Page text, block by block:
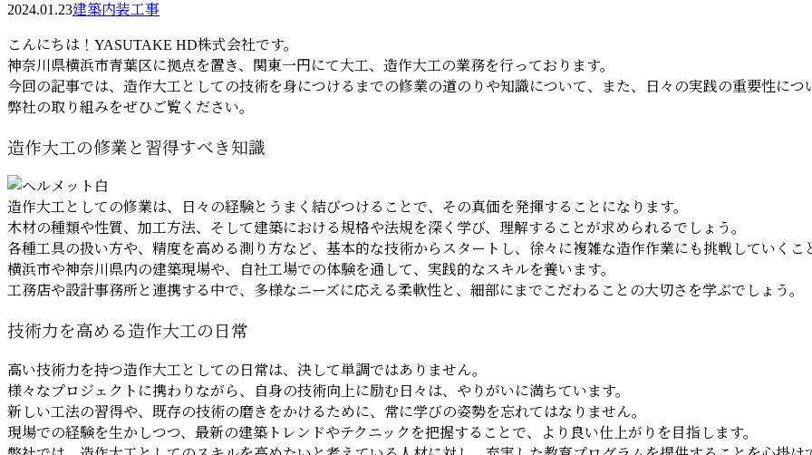
2024.01.23建築内装工事
こんにちは！YASUTAKE HD株式会社です。
神奈川県横浜市青葉区に拠点を置き、関東一円にて大工、造作大工の業務を行っております。
今回の記事では、造作大工としての技術を身につけるまでの修業の道のりや知識について、また、日々の実践の重要性につ
弊社の取り組みをぜひご覧ください。
造作大工の修業と習得すべき知識
造作大工としての修業は、日々の経験とうまく結びつけることで、その真価を発揮することになります。
木材の種類や性質、加工方法、そして建築における規格や法規を深く学び、理解することが求められるでしょう。
各種工具の扱い方や、精度を高める測り方など、基本的な技術からスタートし、徐々に複雑な造作作業にも挑戦していくこ
横浜市や神奈川県内の建築現場や、自社工場での体験を通して、実践的なスキルを養います。
工務店や設計事務所と連携する中で、多様なニーズに応える柔軟性と、細部にまでこだわることの大切さを学ぶでしょう。
技術力を高める造作大工の日常
高い技術力を持つ造作大工としての日常は、決して単調ではありません。
様々なプロジェクトに携わりながら、自身の技術向上に励む日々は、やりがいに満ちています。
新しい工法の習得や、既存の技術の磨きをかけるために、常に学びの姿勢を忘れてはなりません。
現場での経験を生かしつつ、最新の建築トレンドやテクニックを把握することで、より良い仕上がりを目指します。